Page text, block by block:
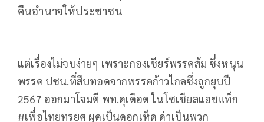
คืนอำนาจให้ประชาชน
แต่เรื่องไม่จบง่ายๆ เพราะกองเชียร์พรรคส้ม ซึ่งหนุน
พรรค ปชน.ที่สืบทอดจากพรรคก้าวไกลซึ่งถูกยุบปี
2567 ออกมาโจมตี พท.ดุเดือด ในโซเชียลแฮชแท็ก
#เพื่อไทยทรยศ ผุดเป็นดอกเห็ด ด่าเป็นพวก